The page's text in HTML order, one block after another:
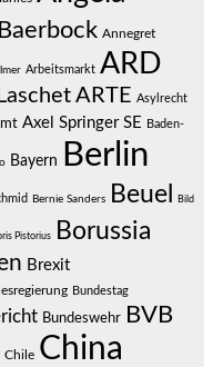
Annegret
Arbeitsmarkt ARD
ARTE Asylrecht
Axel Springer SE Baden-
Bayern Berlin
Bernie Sanders Beuel Bild
Pistorius
Borussia
Brexit
Bundestag
Bundeswehr BVB
Chile China